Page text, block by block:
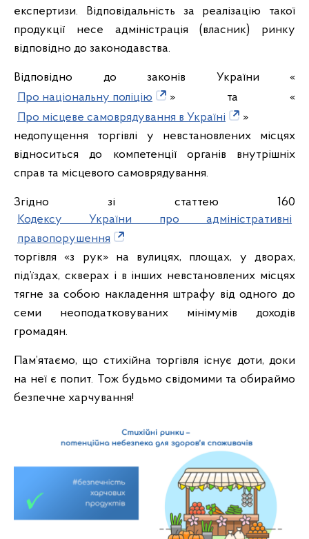
експертизи. Відповідальність за реалізацію такої
продукції несе адміністрація (власник) ринку
відповідно до законодавства.
Відповідно до законів України «
Про національну поліцію
» та «
Про місцеве самоврядування в Україні
»
недопущення торгівлі у невстановлених місцях
відноситься до компетенції органів внутрішніх
справ та місцевого самоврядування.
Згідно зі статтею 160
Кодексу України про адміністративні
правопорушення
торгівля «з рук» на вулицях, площах, у дворах,
під’їздах, скверах і в інших невстановлених місцях
тягне за собою накладення штрафу від одного до
семи неоподатковуваних мінімумів доходів
громадян.
Пам’ятаємо, що стихійна торгівля існує доти, доки
на неї є попит. Тож будьмо свідомими та обираймо
безпечне харчування!